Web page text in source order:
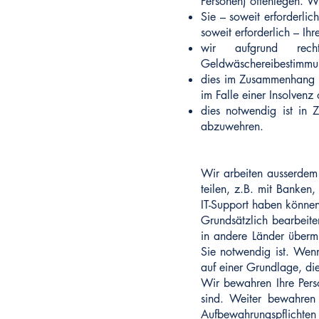
Sie – soweit
soweit erforderlich –
wir aufgrund
dies im
im Falle einer
dies notwendig ist in
abzuwehren.
Wir arbeiten
teilen, z.B. mit Banken,
IT-Support haben
Grundsätzlich
in andere Länder
Sie notwendig ist.
auf einer Grundlage,
Wir bewahren Ihre
sind. Weiter bewahren